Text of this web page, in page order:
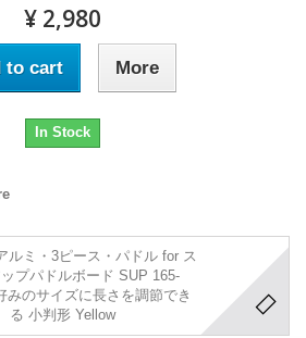
¥ 2,980
to cart More
In Stock